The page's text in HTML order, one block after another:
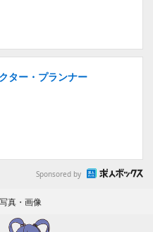
ター・プランナー
Sponsored by
写真・画像